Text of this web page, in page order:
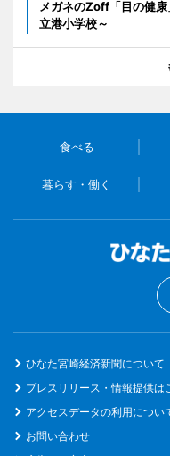
メガネのZoff「目の健
立港小学校～
食べる
暮らす・働く
ひなた宮崎経済新聞について
プレスリリース・情報提供は
アクセスデータの利用につい
お問い合わせ